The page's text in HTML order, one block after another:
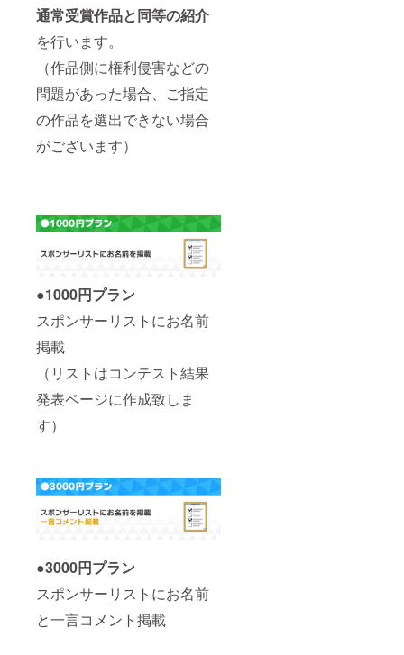
通常受賞作品と同等の紹介
を行います。
（作品側に権利侵害などの
問題があった場合、ご指定
の作品を選出できない場合
がございます）
●1000円プラン
スポンサーリストにお名前
掲載
（リストはコンテスト結果
発表ページに作成致しま
す）
●3000円プラン
スポンサーリストにお名前
と一言コメント掲載